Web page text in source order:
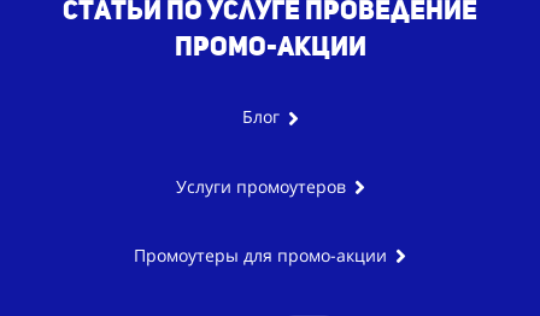
Статьи по услуге проведение
промо-акции
Блог
Услуги промоутеров
Промоутеры для промо-акции